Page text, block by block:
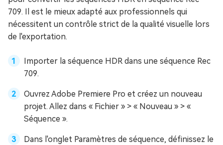
709. Il est le mieux adapté aux professionnels qui
nécessitent un contrôle strict de la qualité visuelle lors
de l'exportation.
Importer la séquence HDR dans une séquence Rec
709.
Ouvrez Adobe Premiere Pro et créez un nouveau
projet. Allez dans « Fichier » > « Nouveau » > «
Séquence ».
Dans l'onglet Paramètres de séquence, définissez le